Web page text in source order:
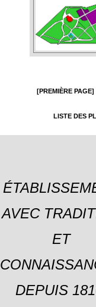
[PREMIÈRE PAGE]
LISTE DES
AVEC
ET
DEPUIS